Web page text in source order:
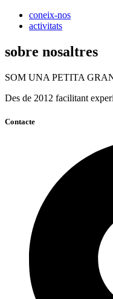
coneix-nos
activitats
sobre nosaltres
SOM UNA PETITA
Des de 2012 facilitant
Contacte